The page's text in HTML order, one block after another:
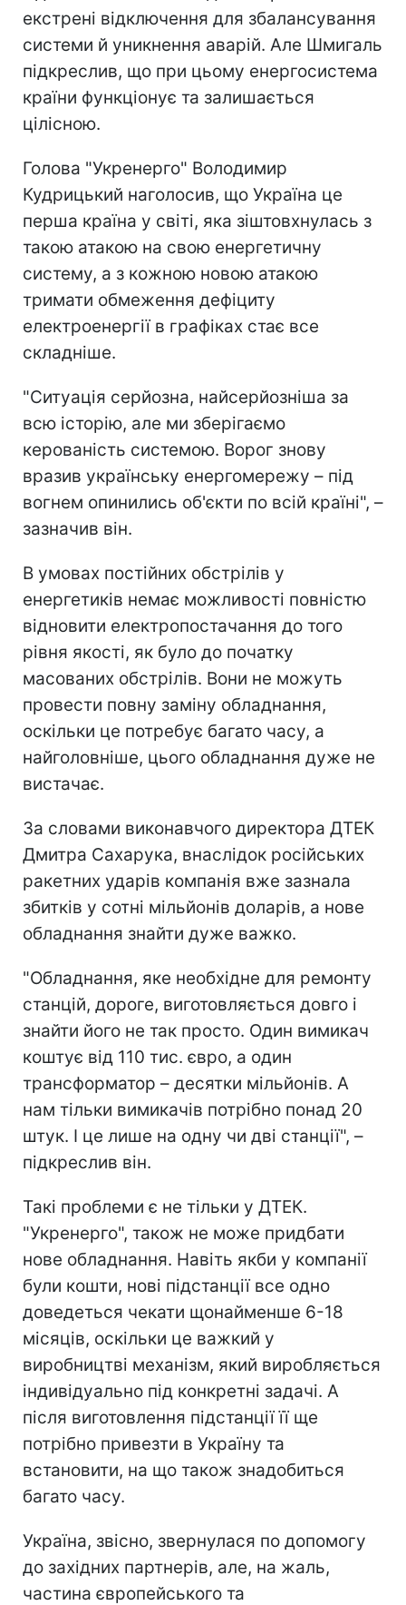
екстрені відключення для збалансування
системи й уникнення аварій. Але Шмигаль
підкреслив, що при цьому енергосистема
країни функціонує та залишається
цілісною.
Голова "Укренерго" Володимир
Кудрицький наголосив, що Україна це
перша країна у світі, яка зіштовхнулась з
такою атакою на свою енергетичну
систему, а з кожною новою атакою
тримати обмеження дефіциту
електроенергії в графіках стає все
складніше.
"Ситуація серйозна, найсерйозніша за
всю історію, але ми зберігаємо
керованість системою. Ворог знову
вразив українську енергомережу – під
вогнем опинились об'єкти по всій країні", –
зазначив він.
В умовах постійних обстрілів у
енергетиків немає можливості повністю
відновити електропостачання до того
рівня якості, як було до початку
масованих обстрілів. Вони не можуть
провести повну заміну обладнання,
оскільки це потребує багато часу, а
найголовніше, цього обладнання дуже не
вистачає.
За словами виконавчого директора ДТЕК
Дмитра Сахарука, внаслідок російських
ракетних ударів компанія вже зазнала
збитків у сотні мільйонів доларів, а нове
обладнання знайти дуже важко.
"Обладнання, яке необхідне для ремонту
станцій, дороге, виготовляється довго і
знайти його не так просто. Один вимикач
коштує від 110 тис. євро, а один
трансформатор – десятки мільйонів. А
нам тільки вимикачів потрібно понад 20
штук. І це лише на одну чи дві станції", –
підкреслив він.
Такі проблеми є не тільки у ДТЕК.
"Укренерго", також не може придбати
нове обладнання. Навіть якби у компанії
були кошти, нові підстанції все одно
доведеться чекати щонайменше 6-18
місяців, оскільки це важкий у
виробництві механізм, який виробляється
індивідуально під конкретні задачі. А
після виготовлення підстанції її ще
потрібно привезти в Україну та
встановити, на що також знадобиться
багато часу.
Україна, звісно, звернулася по допомогу
до західних партнерів, але, на жаль,
частина європейського та